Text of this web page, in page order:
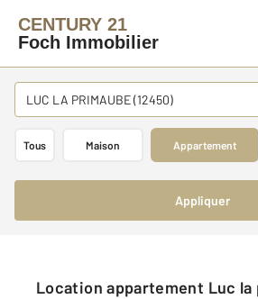
CENTURY 21
Foch Immobilier
LUC LA PRIMAUBE (12450)
Tous Maison Appartement
Appliquer
Location appartement Luc la primaube